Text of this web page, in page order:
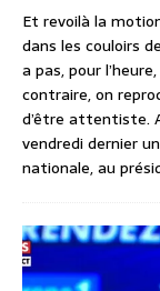
Et revoilà la
dans les couloirs
a pas, pour
contraire, on
d’être attentiste.
vendredi dernier
nationale, au